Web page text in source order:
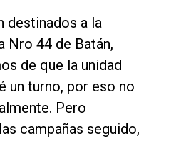
destinados a la
Nro 44 de Batán,
de que la unidad
un turno, por eso no
Pero
campañas seguido,